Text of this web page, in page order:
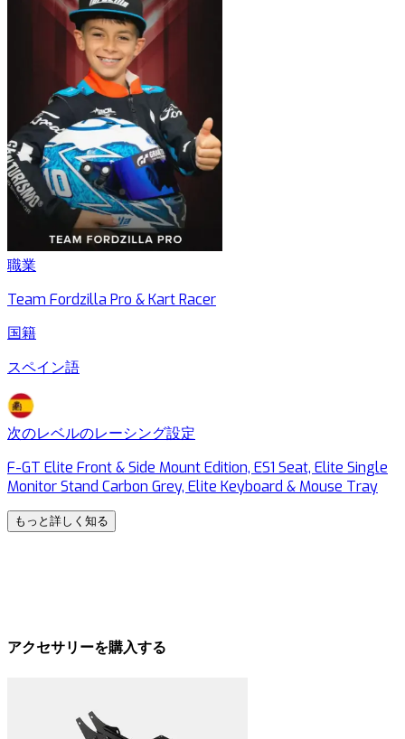
職業
Team Fordzilla Pro & Kart Racer
国籍
スペイン語
次のレベルのレーシング設定
F-GT Elite Front & Side Mount Edition, ES1 Seat, Elite Single
Monitor Stand Carbon Grey, Elite Keyboard & Mouse Tray
もっと詳しく知る
アクセサリーを購入する